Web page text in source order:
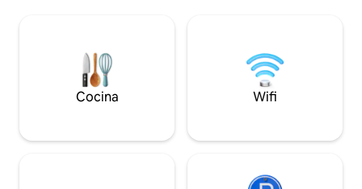
completamente amueblada, hay una
barbacoa disponible.
Cocina Wifi